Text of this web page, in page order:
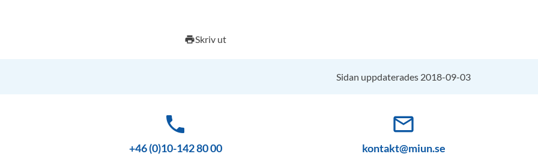
printSkriv ut
Sidan uppdaterades 2018-09-03
phone
+46 (0)10-142 80 00
mail_outline
kontakt@miun.se